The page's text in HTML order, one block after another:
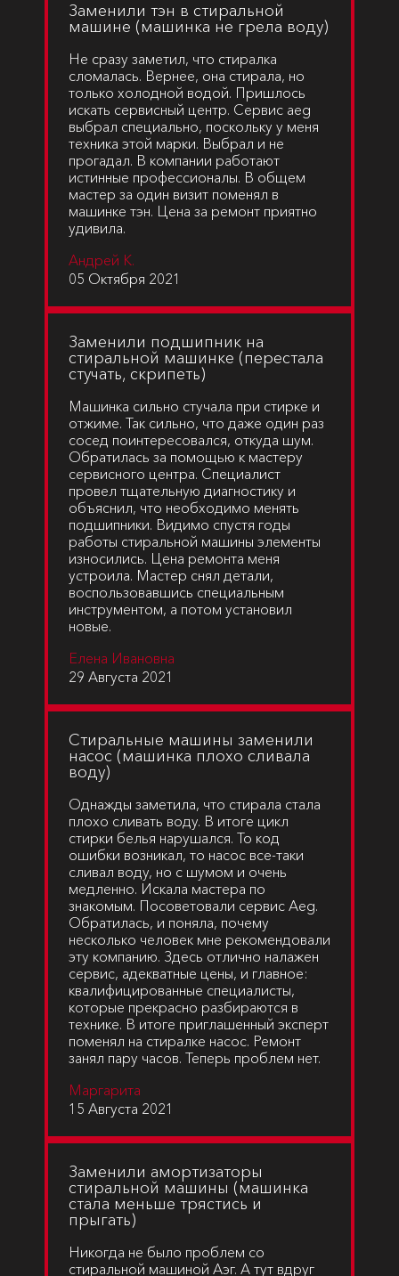
Заменили тэн в стиральной
машине (машинка не грела воду)
Не сразу заметил, что стиралка
сломалась. Вернее, она стирала, но
только холодной водой. Пришлось
искать сервисный центр. Сервис aeg
выбрал специально, поскольку у меня
техника этой марки. Выбрал и не
прогадал. В компании работают
истинные профессионалы. В общем
мастер за один визит поменял в
машинке тэн. Цена за ремонт приятно
удивила.
Андрей К.
05 Октября 2021
Заменили подшипник на
стиральной машинке (перестала
стучать, скрипеть)
Машинка сильно стучала при стирке и
отжиме. Так сильно, что даже один раз
сосед поинтересовался, откуда шум.
Обратилась за помощью к мастеру
сервисного центра. Специалист
провел тщательную диагностику и
объяснил, что необходимо менять
подшипники. Видимо спустя годы
работы стиральной машины элементы
износились. Цена ремонта меня
устроила. Мастер снял детали,
воспользовавшись специальным
инструментом, а потом установил
новые.
Елена Ивановна
29 Августа 2021
Cтиральные машины заменили
насос (машинка плохо сливала
воду)
Однажды заметила, что стирала стала
плохо сливать воду. В итоге цикл
стирки белья нарушался. То код
ошибки возникал, то насос все-таки
сливал воду, но с шумом и очень
медленно. Искала мастера по
знакомым. Посоветовали сервис Aeg.
Обратилась, и поняла, почему
несколько человек мне рекомендовали
эту компанию. Здесь отлично налажен
сервис, адекватные цены, и главное:
квалифицированные специалисты,
которые прекрасно разбираются в
технике. В итоге приглашенный эксперт
поменял на стиралке насос. Ремонт
занял пару часов. Теперь проблем нет.
Маргарита
15 Августа 2021
Заменили амортизаторы
стиральной машины (машинка
стала меньше трястись и
прыгать)
Никогда не было проблем со
стиральной машиной Аэг. А тут вдруг